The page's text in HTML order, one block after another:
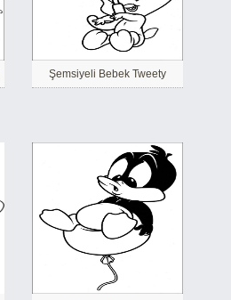
Şemsiyeli Bebek Tweety